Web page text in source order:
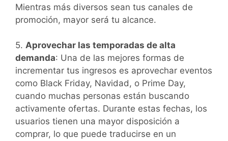
Mientras más diversos sean tus canales de
promoción, mayor será tu alcance.
5. Aprovechar las temporadas de alta
demanda: Una de las mejores formas de
incrementar tus ingresos es aprovechar eventos
como Black Friday, Navidad, o Prime Day,
cuando muchas personas están buscando
activamente ofertas. Durante estas fechas, los
usuarios tienen una mayor disposición a
comprar, lo que puede traducirse en un